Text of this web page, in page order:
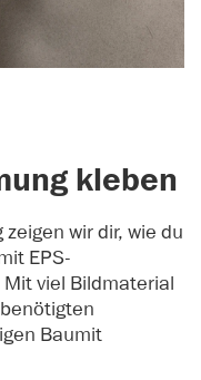
kleben
wir dir, wie du
EPS-
viel Bildmaterial
Baumit